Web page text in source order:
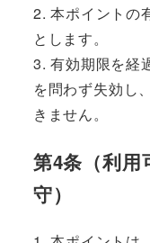
2. 本ポイントの
とします。
3. 有効期限を経
を問わず失効し
きません。
第4条（利用
守）